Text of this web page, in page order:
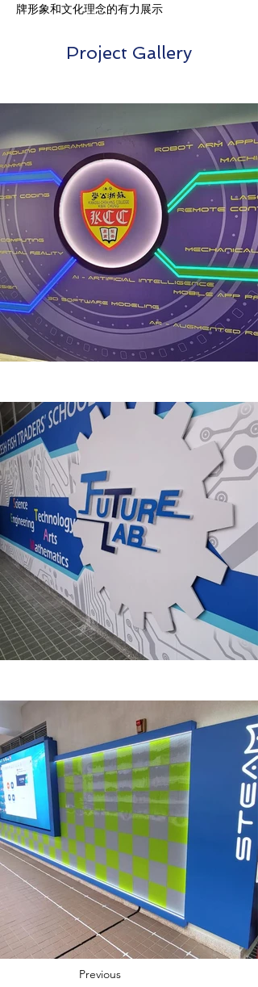
牌形象和文化理念的有力展示
Project Gallery
Previous